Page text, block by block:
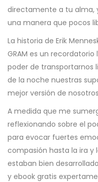
directamente a tu alma,
una manera que pocos
La historia de Erik
GRAM es un
poder de transportarnos
de la noche nuestras
mejor versión de
A medida que me
reflexionando sobre el
para evocar fuertes
compasión hasta la ira y
estaban bien
y ebook gratis